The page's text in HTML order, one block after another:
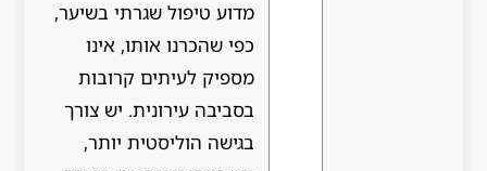
מדוע טיפול שגרתי בשיער,
כפי שהכרנו אותו, אינו
מספיק לעיתים קרובות
בסביבה עירונית. יש צורך
בגישה הוליסטית יותר,